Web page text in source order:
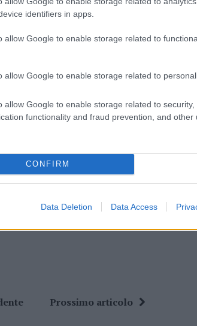
identifiers in apps.
allow Google to enable storage related to
allow Google to enable storage related to
allow Google to enable storage related to security,
functionality and fraud prevention, and other
CONFIRM
Data Deletion Data Access
di GalluraOggi.it
i tuoi video e le tue foto
+39 345 356 7512
news daGoogle News
Prossimo articolo